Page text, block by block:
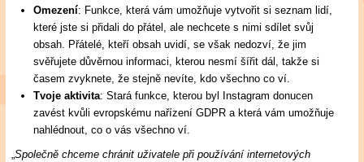
Omezení: Funkce, která vám umožňuje vytvořit si seznam lidí,
které jste si přidali do přátel, ale nechcete s nimi sdílet svůj
obsah. Přátelé, kteří obsah uvidí, se však nedozví, že jim
svěřujete důvěrnou informaci, kterou nesmí šířit dál, takže si
časem zvyknete, že stejně nevíte, kdo všechno co ví.
Tvoje aktivita: Stará funkce, kterou byl Instagram donucen
zavést kvůli evropskému nařízení GDPR a která vám umožňuje
nahlédnout, co o vás všechno ví.
„Společně chceme chránit uživatele při používání internetových